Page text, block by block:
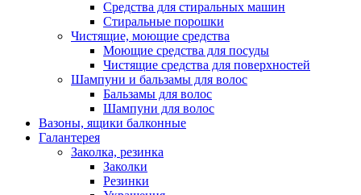
Средства для стиральных машин
Стиральные порошки
Чистящие, моющие средства
Моющие средства для посуды
Чистящие средства для поверхностей
Шампуни и бальзамы для волос
Бальзамы для волос
Шампуни для волос
Вазоны, ящики балконные
Галантерея
Заколка, резинка
Заколки
Резинки